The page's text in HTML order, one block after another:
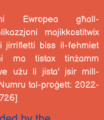
Ewropea għall-
majikkostitwix
jirrifletti biss il-fehmiet
ma tistax tinżamm
użu li jista' jsir mill-
tal-proġett: 2022-